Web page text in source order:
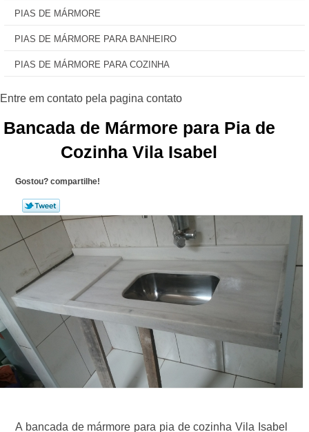
PIAS DE MÁRMORE
PIAS DE MÁRMORE PARA BANHEIRO
PIAS DE MÁRMORE PARA COZINHA
Bancada de Mármore para Pia de
Cozinha Vila Isabel
Gostou? compartilhe!
A bancada de mármore para pia de cozinha Vila Isabel